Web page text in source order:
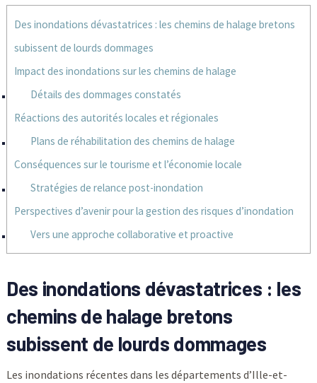
Des inondations dévastatrices : les chemins de halage bretons
subissent de lourds dommages
Impact des inondations sur les chemins de halage
Détails des dommages constatés
Réactions des autorités locales et régionales
Plans de réhabilitation des chemins de halage
Conséquences sur le tourisme et l’économie locale
Stratégies de relance post-inondation
Perspectives d’avenir pour la gestion des risques d’inondation
Vers une approche collaborative et proactive
Des inondations dévastatrices : les
chemins de halage bretons
subissent de lourds dommages
Les inondations récentes dans les départements d’Ille-et-